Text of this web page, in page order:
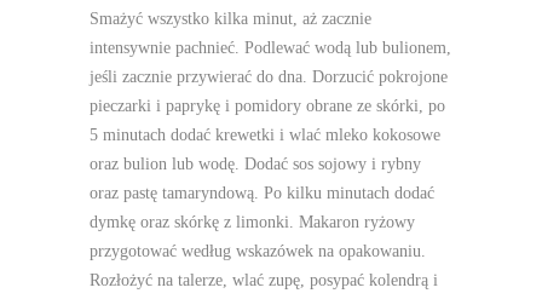
Smażyć wszystko kilka minut, aż zacznie
intensywnie pachnieć. Podlewać wodą lub bulionem,
jeśli zacznie przywierać do dna. Dorzucić pokrojone
pieczarki i paprykę i pomidory obrane ze skórki, po
5 minutach dodać krewetki i wlać mleko kokosowe
oraz bulion lub wodę. Dodać sos sojowy i rybny
oraz pastę tamaryndową. Po kilku minutach dodać
dymkę oraz skórkę z limonki. Makaron ryżowy
przygotować według wskazówek na opakowaniu.
Rozłożyć na talerze, wlać zupę, posypać kolendrą i